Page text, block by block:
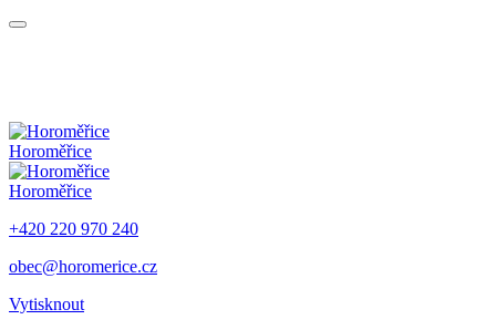
Horoměřice
Horoměřice
+420 220 970 240
obec@horomerice.cz
Vytisknout